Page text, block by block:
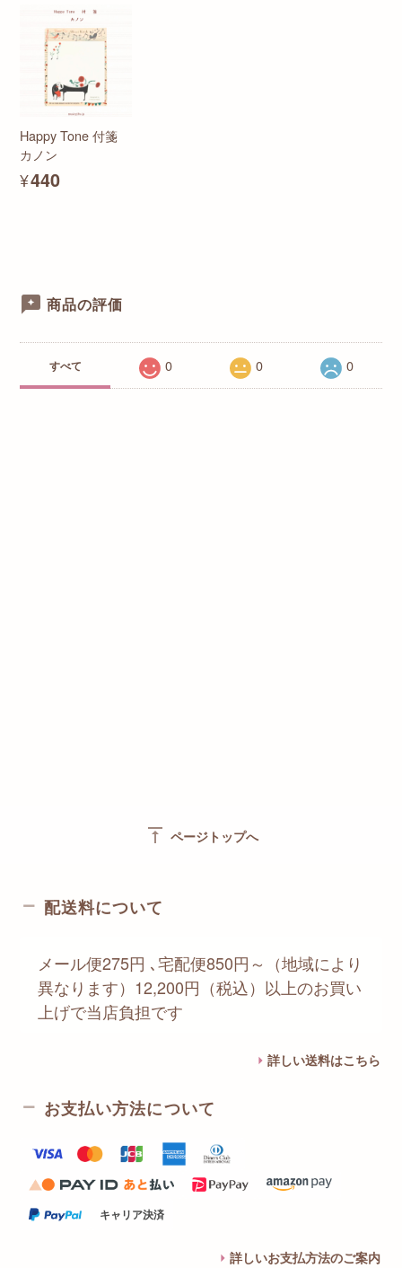
Happy Tone 付箋
カノン
¥440
商品の評価
すべて 0 0 0
vertical_align_top ページトップへ
配送料について
メール便275円 ､宅配便850円～（地域により
異なります）12,200円（税込）以上のお買い
上げで当店負担です
詳しい送料はこちら
お支払い方法について
キャリア決済
詳しいお支払方法のご案内